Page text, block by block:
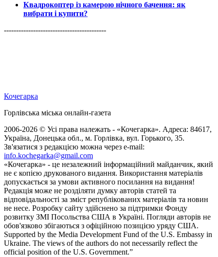
Квадрокоптер із камерою нічного бачення: як
вибрати і купити?
------------------------------------------
Кочегарка
Горлівська міська онлайн-газета
2006-2026 © Усі права належать - «Кочегарка». Адреса: 84617,
Україна, Донецька обл., м. Горлівка, вул. Горького, 35.
Зв'язатися з редакцією можна через e-mail:
info.kochegarka@gmail.com
«Кочегарка» - це незалежний інформаційний майданчик, який
не є копією друкованого видання. Використання матеріалів
допускається за умови активного посилання на видання!
Редакція може не розділяти думку авторів статей та
відповідальності за зміст републікованих матеріалів та новин
не несе. Розробку сайту здійснено за підтримки Фонду
розвитку ЗМІ Посольства США в Україні. Погляди авторів не
обов'язково збігаються з офіційною позицією уряду США.
Supported by the Media Development Fund of the U.S. Embassy in
Ukraine. The views of the authors do not necessarily reflect the
official position of the U.S. Government.”